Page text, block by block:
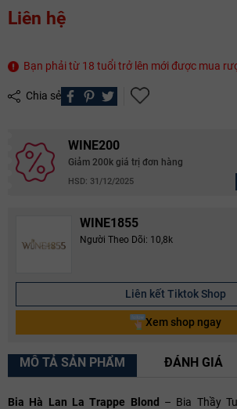
Liên hệ
Bạn phải từ 18 tuổi trở lên mới được mua
Chia sẻ
WINE200
Giảm 200k giá trị đơn hàng
HSD: 31/12/2025
WINE1855
Người Theo Dõi: 10,8k
Liên kết Tiktok Shop
Xem shop ngay
MÔ TẢ SẢN PHẨM ĐÁNH GIÁ
Bia Hà Lan La Trappe Blond – Bia Thầy